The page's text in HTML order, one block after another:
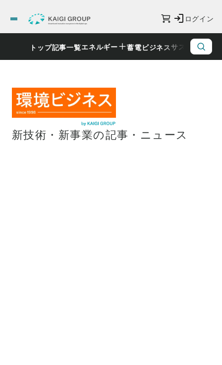
ログイン
トップ記事一覧エネルギー 蓄電ビジネスサステナビリ
新技術・新事業の記事・ニュース